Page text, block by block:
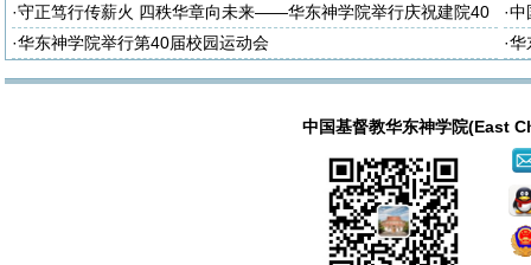
大
·守正笃行传薪火 四秩华章向未来——华东神学院举行庆祝建院40
周年暨神学教育中国化研讨会
·中
·华东神学院举行第40届校园运动会 ·华
中国基督教华东神学院(East